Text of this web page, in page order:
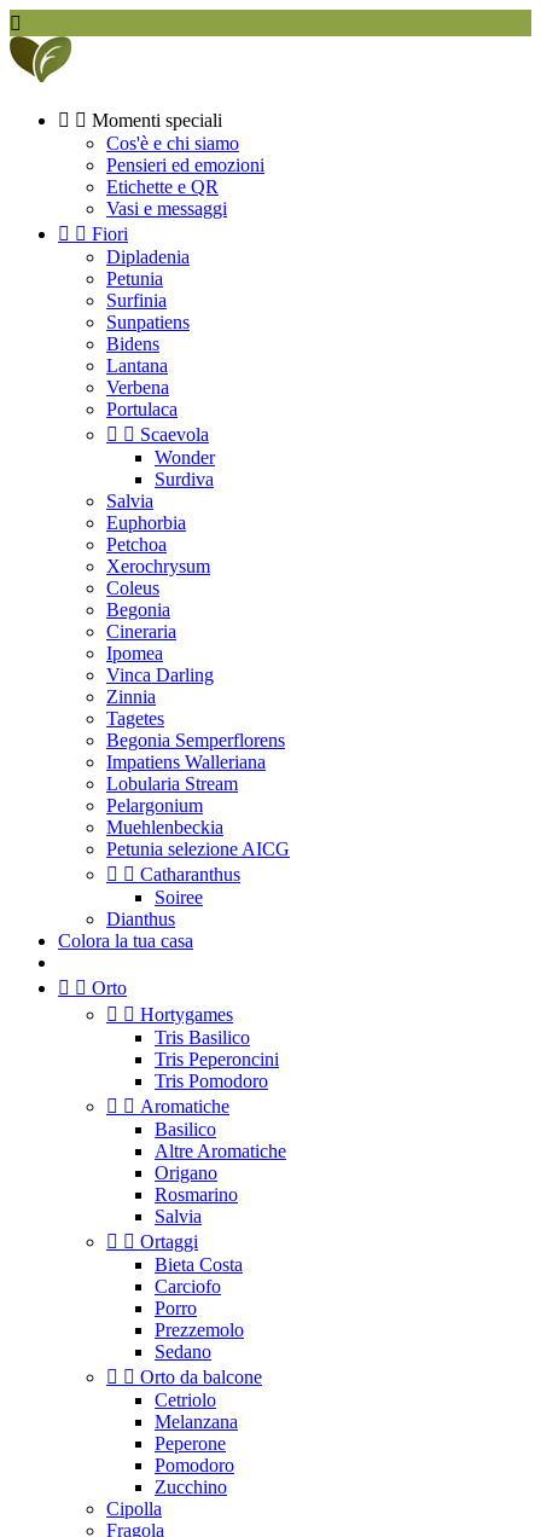

  Momenti speciali
Cos'è e chi siamo
Pensieri ed emozioni
Etichette e QR
Vasi e messaggi
  Fiori
Dipladenia
Petunia
Surfinia
Sunpatiens
Bidens
Lantana
Verbena
Portulaca
  Scaevola
Wonder
Surdiva
Salvia
Euphorbia
Petchoa
Xerochrysum
Coleus
Begonia
Cineraria
Ipomea
Vinca Darling
Zinnia
Tagetes
Begonia Semperflorens
Impatiens Walleriana
Lobularia Stream
Pelargonium
Muehlenbeckia
Petunia selezione AICG
  Catharanthus
Soiree
Dianthus
Colora la tua casa
  Orto
  Hortygames
Tris Basilico
Tris Peperoncini
Tris Pomodoro
  Aromatiche
Basilico
Altre Aromatiche
Origano
Rosmarino
Salvia
  Ortaggi
Bieta Costa
Carciofo
Porro
Prezzemolo
Sedano
  Orto da balcone
Cetriolo
Melanzana
Peperone
Pomodoro
Zucchino
Cipolla
Fragola